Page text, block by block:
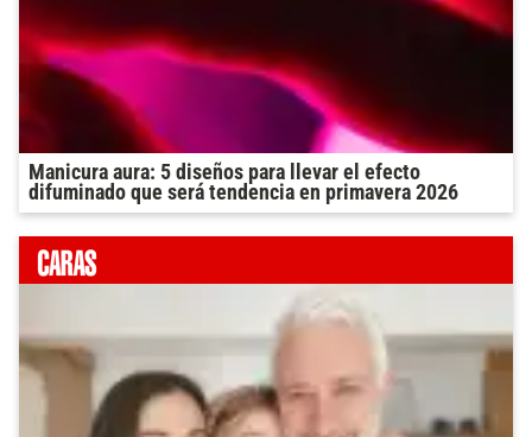
Manicura aura: 5 diseños para llevar el efecto
difuminado que será tendencia en primavera 2026